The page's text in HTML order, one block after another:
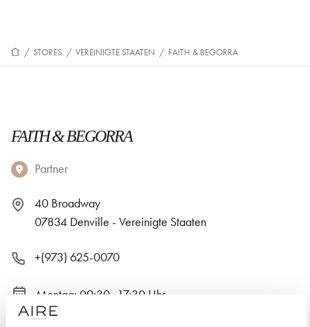
/ STORES / VEREINIGTE STAATEN / FAITH & BEGORRA
FAITH & BEGORRA
Partner
40 Broadway
07834 Denville - Vereinigte Staaten
+(973) 625-0070
Montag: 09:30–17:30 Uhr
Dienstag: 09:30–17:30 Uhr